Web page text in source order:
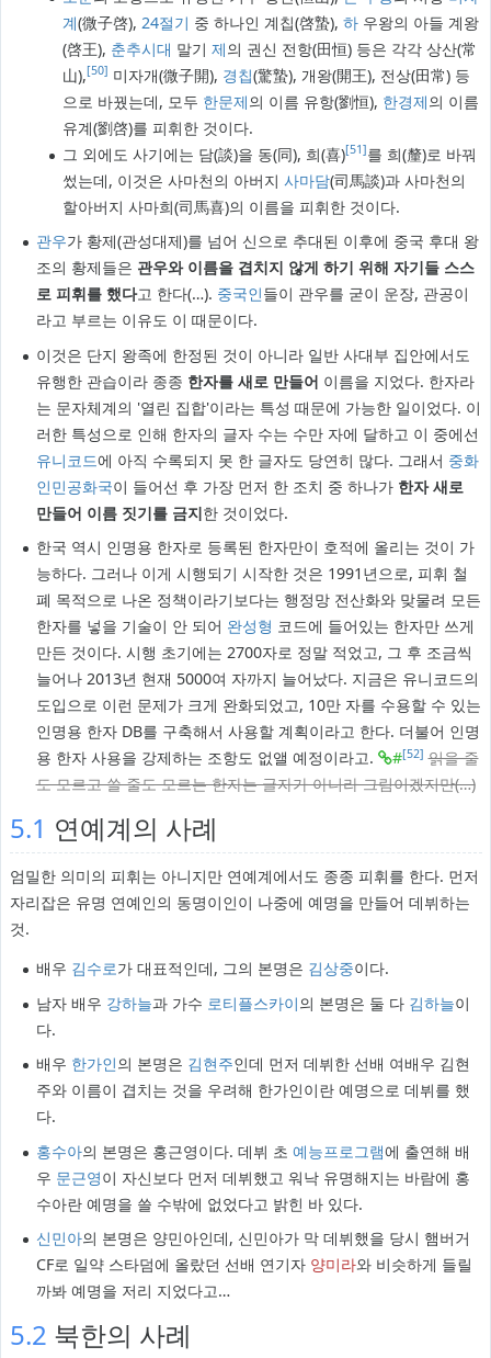
계(微子啓), 24절기 중 하나인 계칩(啓蟄), 하우왕의 아들 계왕
(啓王), 춘추시대 말기 제의 권신 전항(田恒) 등은 각각 상산(常
山),[50] 미자개(微子開), 경칩(驚蟄), 개왕(開王), 전상(田常) 등
으로 바꿨는데, 모두 한문제의 이름 유항(劉恒), 한경제의 이름
유계(劉啓)를 피휘한 것이다.
그 외에도 사기에는 담(談)을 동(同), 희(喜)[51]를 희(釐)로 바꿔
썼는데, 이것은 사마천의 아버지 사마담(司馬談)과 사마천의
할아버지 사마희(司馬喜)의 이름을 피휘한 것이다.
관우가 황제(관성대제)를 넘어 신으로 추대된 이후에 중국 후대 왕
조의 황제들은 관우와 이름을 겹치지 않게 하기 위해 자기들 스스
로 피휘를 했다고 한다(…). 중국인들이 관우를 굳이 운장, 관공이
라고 부르는 이유도 이 때문이다.
이것은 단지 왕족에 한정된 것이 아니라 일반 사대부 집안에서도
유행한 관습이라 종종 한자를 새로 만들어 이름을 지었다. 한자라
는 문자체계의 '열린 집합'이라는 특성 때문에 가능한 일이었다. 이
러한 특성으로 인해 한자의 글자 수는 수만 자에 달하고 이 중에선
유니코드에 아직 수록되지 못 한 글자도 당연히 많다. 그래서 중화
인민공화국이 들어선 후 가장 먼저 한 조치 중 하나가 한자 새로
만들어 이름 짓기를 금지한 것이었다.
한국 역시 인명용 한자로 등록된 한자만이 호적에 올리는 것이 가
능하다. 그러나 이게 시행되기 시작한 것은 1991년으로, 피휘 철
폐 목적으로 나온 정책이라기보다는 행정망 전산화와 맞물려 모든
한자를 넣을 기술이 안 되어 완성형 코드에 들어있는 한자만 쓰게
만든 것이다. 시행 초기에는 2700자로 정말 적었고, 그 후 조금씩
늘어나 2013년 현재 5000여 자까지 늘어났다. 지금은 유니코드의
도입으로 이런 문제가 크게 완화되었고, 10만 자를 수용할 수 있는
인명용 한자 DB를 구축해서 사용할 계획이라고 한다. 더불어 인명
용 한자 사용을 강제하는 조항도 없앨 예정이라고.
#[52] 읽을 줄
도 모르고 쓸 줄도 모르는 한자는 글자가 아니라 그림이겠지만(…)
5.1 연예계의 사례
엄밀한 의미의 피휘는 아니지만 연예계에서도 종종 피휘를 한다. 먼저
자리잡은 유명 연예인의 동명이인이 나중에 예명을 만들어 데뷔하는
것.
배우 김수로가 대표적인데, 그의 본명은 김상중이다.
남자 배우 강하늘과 가수 로티플스카이의 본명은 둘 다 김하늘이
다.
배우 한가인의 본명은 김현주인데 먼저 데뷔한 선배 여배우 김현
주와 이름이 겹치는 것을 우려해 한가인이란 예명으로 데뷔를 했
다.
홍수아의 본명은 홍근영이다. 데뷔 초 예능프로그램에 출연해 배
우 문근영이 자신보다 먼저 데뷔했고 워낙 유명해지는 바람에 홍
수아란 예명을 쓸 수밖에 없었다고 밝힌 바 있다.
신민아의 본명은 양민아인데, 신민아가 막 데뷔했을 당시 햄버거
CF로 일약 스타덤에 올랐던 선배 연기자 양미라와 비슷하게 들릴
까봐 예명을 저리 지었다고…
5.2 북한의 사례